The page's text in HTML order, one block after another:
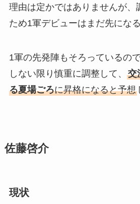
理由は定かではありませんが、
ため1軍デビューはまだ先にな
1軍の先発陣もそろっているの
しない限り慎重に調整して、 交
る夏場ごろに昇格になると予想
佐藤啓介
現状